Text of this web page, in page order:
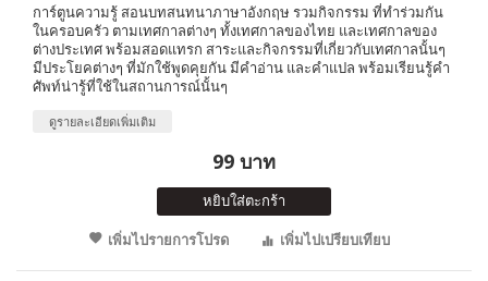
การ์ตูนความรู้ สอนบทสนทนาภาษาอังกฤษ รวมกิจกรรม ที่ทำร่วมกัน
ในครอบครัว ตามเทศกาลต่างๆ ทั้งเทศกาลของไทย และเทศกาลของ
ต่างประเทศ พร้อมสอดแทรก สาระและกิจกรรมที่เกี่ยวกับเทศกาลนั้นๆ
มีประโยคต่างๆ ที่มักใช้พูดคุยกัน มีคำอ่าน และคำแปล พร้อมเรียนรู้คำ
ศัพท์น่ารู้ที่ใช้ในสถานการณ์นั้นๆ
ดูรายละเอียดเพิ่มเติม
99 บาท
หยิบใส่ตะกร้า
เพิ่มไปรายการโปรด
เพิ่มไปเปรียบเทียบ